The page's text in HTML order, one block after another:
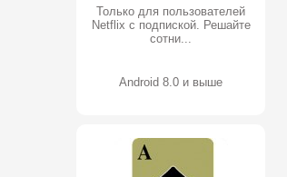
Только для пользователей
Netflix с подпиской. Решайте
сотни...
Android 8.0 и выше